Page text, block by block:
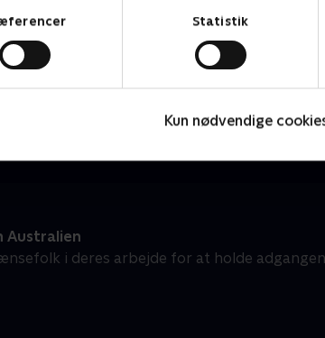
Statistik
Kun nødvendige
Australien
i deres arbejde for at holde